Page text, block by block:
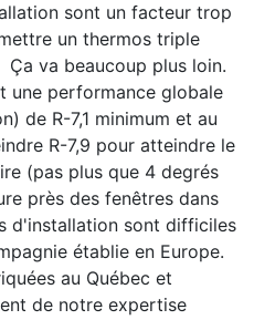
sont un facteur trop
un thermos triple
va beaucoup plus loin.
une performance globale
de R-7,1 minimum et au
R-7,9 pour atteindre le
(pas plus que 4 degrés
près des fenêtres dans
d'installation sont difficiles
établie en Europe.
au Québec et
de notre expertise